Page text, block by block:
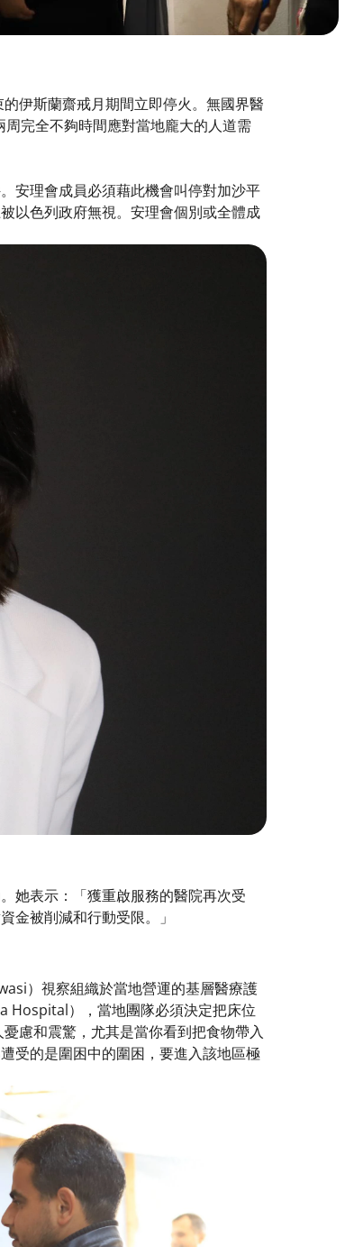
伊斯蘭齋戒月期間立即停火。無國界醫
完全不夠時間應對當地龐大的人道需
安理會成員必須藉此機會叫停對加沙平
以色列政府無視。安理會個別或全體成
她表示：「獲重啟服務的醫院再次受
被削減和行動受限。」​
）視察組織於當地營運的基層醫療護
Hospital），當地團隊必須決定把床位
慮和震驚，尤其是當你看到把食物帶入
受的是圍困中的圍困，要進入該地區極